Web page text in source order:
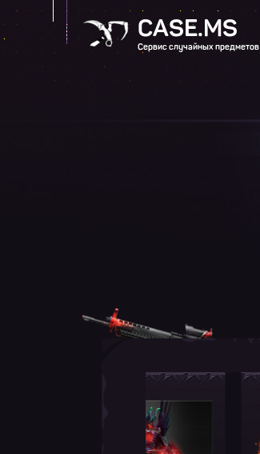
CASE.MS
Сервис случайных предметов